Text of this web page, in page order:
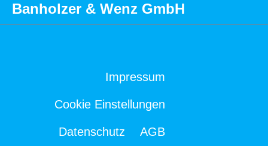
Banholzer & Wenz GmbH
Impressum
Cookie Einstellungen
Datenschutz AGB